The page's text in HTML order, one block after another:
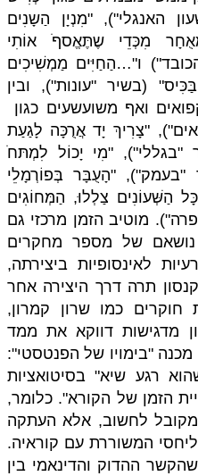
האנגלי"), "מִנְיָן הַשָנִים
מִכְּדֵי שֶתֶּאֱסףׁ אוֹתִי
ו"…הַחַיִּים מַמְשִׁיכִים
(בשיר "עונות"), ובין
ואף משועשעים כגון
"צָרִיךְ יָד אֲרֻכָּה לָגַעַת
"בגללי"), "מִי יָכוֹל לִמְתּחׁ
"בעמק"), "הָעֻבָּר בְּפוֹרְמָלֵי
הַשְּׁעוֹנִים צַלְלוּ, הַמְּחוֹגִים
מוטיב הזמן מרכזי גם
נושאם של מספר מחקרים
לאינסופיות ביצירתה,
תרה דרך היצירה אחר
חוקרים כמו שרון קמרון,
מדגישות דווקא את ממד
"בימויו של הפנטסטי":
רגע שיא" בסיטואציות
הזמן של הקורא". כלומר,
לחשוב, אלא העתקה
המשוררת עם קוראיה.
ההדוק והדינאמי בין